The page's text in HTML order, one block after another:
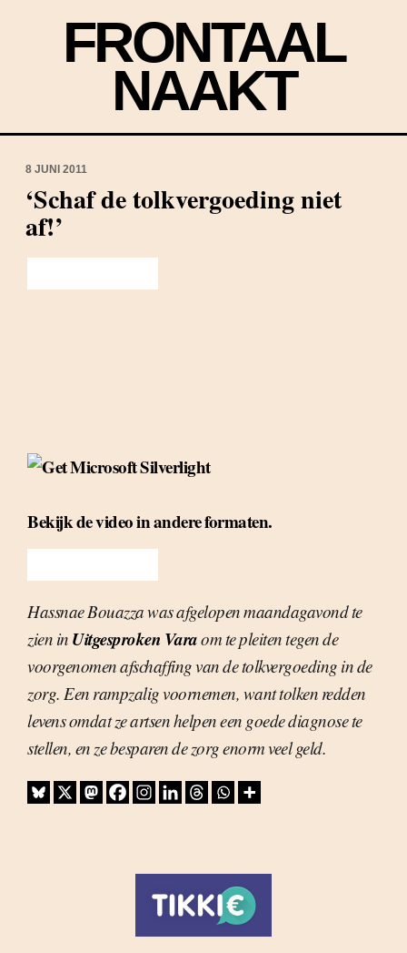
FRONTAAL
NAAKT
8 JUNI 2011
‘Schaf de tolkvergoeding niet
af!’
Bekijk de video in andere formaten.
Hassnae Bouazza was afgelopen maandagavond te
zien in Uitgesproken Varaom te pleiten tegen de
voorgenomen afschaffing van de tolkvergoeding in de
zorg. Een rampzalig voornemen, want tolken redden
levens omdat ze artsen helpen een goede diagnose te
stellen, en ze besparen de zorg enorm veel geld.